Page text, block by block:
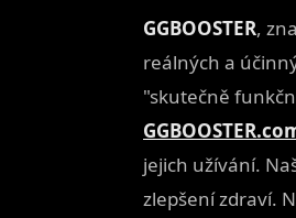
GGBOOSTER,
reálných a
"skutečně
jejich užívání.
zlepšení zdraví.